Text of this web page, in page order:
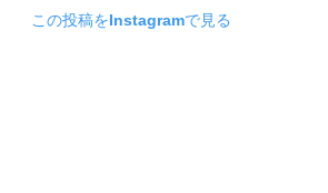
この投稿をInstagramで見る